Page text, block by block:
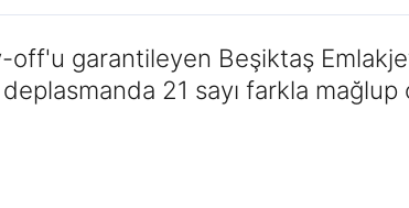
garantileyen Beşiktaş
21 sayı farkla mağlup